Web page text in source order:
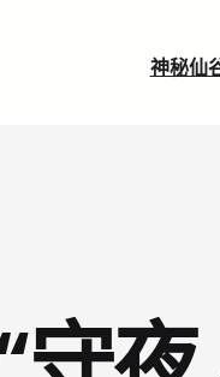
神秘仙